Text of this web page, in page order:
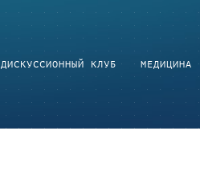
ДИСКУССИОННЫЙ КЛУБ МЕДИЦИНА